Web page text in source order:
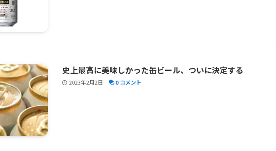
史上最高に美味しかった缶ビール、ついに決定する
2023年2月2日 0 コメント